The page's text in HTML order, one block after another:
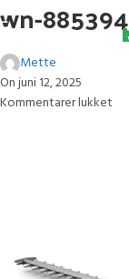
wn-885394
Mette
On juni 12, 2025
Kommentarer lukket